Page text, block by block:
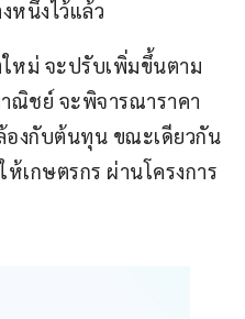
หนึ่งไว้แล้ว
หม่ จะปรับเพิ่มขึ้นตาม
ณิชย์ จะพิจารณาราคา
งกับต้นทุน ขณะเดียวกัน
เกษตรกร ผ่านโครงการ